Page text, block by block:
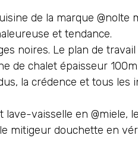
de la marque @nolte
et tendance.
noires. Le plan de
de chalet épaisseur
la crédence et tous les
vaisselle en @miele,
mitigeur douchette en